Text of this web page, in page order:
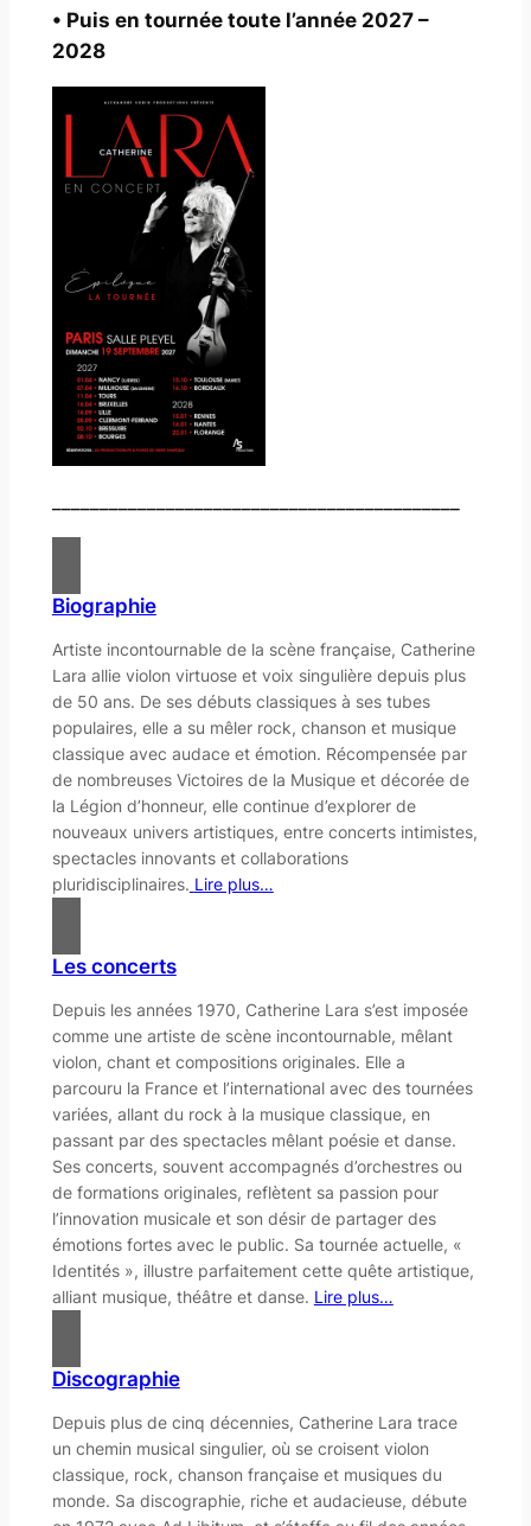
• Puis en tournée toute l’année 2027 –
2028
Biographie
Artiste incontournable de la scène française, Catherine
Lara allie violon virtuose et voix singulière depuis plus
de 50 ans. De ses débuts classiques à ses tubes
populaires, elle a su mêler rock, chanson et musique
classique avec audace et émotion. Récompensée par
de nombreuses Victoires de la Musique et décorée de
la Légion d’honneur, elle continue d’explorer de
nouveaux univers artistiques, entre concerts intimistes,
spectacles innovants et collaborations
pluridisciplinaires. Lire plus…
Les concerts
Depuis les années 1970, Catherine Lara s’est imposée
comme une artiste de scène incontournable, mêlant
violon, chant et compositions originales. Elle a
parcouru la France et l’international avec des tournées
variées, allant du rock à la musique classique, en
passant par des spectacles mêlant poésie et danse.
Ses concerts, souvent accompagnés d’orchestres ou
de formations originales, reflètent sa passion pour
l’innovation musicale et son désir de partager des
émotions fortes avec le public. Sa tournée actuelle, «
Identités », illustre parfaitement cette quête artistique,
alliant musique, théâtre et danse. Lire plus…
Discographie
Depuis plus de cinq décennies, Catherine Lara trace
un chemin musical singulier, où se croisent violon
classique, rock, chanson française et musiques du
monde. Sa discographie, riche et audacieuse, débute